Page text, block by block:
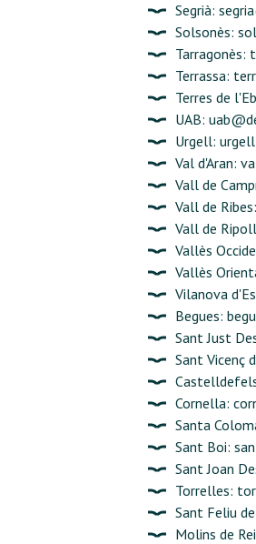
Segrià:
Solsonès:
Tarragonès:
Terrassa:
Terres de
UAB:
Urgell:
Val d'Aran:
Vall de
Vall de Ribes:
Vall de
Vallès
Vallès
Vilanova
Begues:
Sant Just
Sant Vicenç
Cornella:
Santa
Sant Boi:
Sant Joan
Torrelles:
Sant Feliu
Molins de